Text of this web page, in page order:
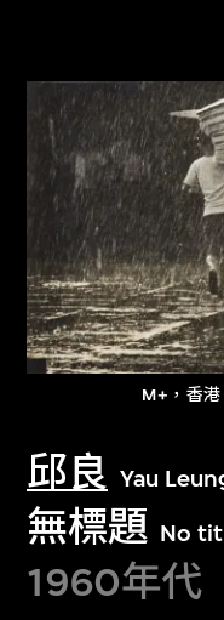
M+，香
邱良 Yau
無標題 No
1960年代
進一步篩選
關於M+藏品
探索世界頂級
文化藏品。